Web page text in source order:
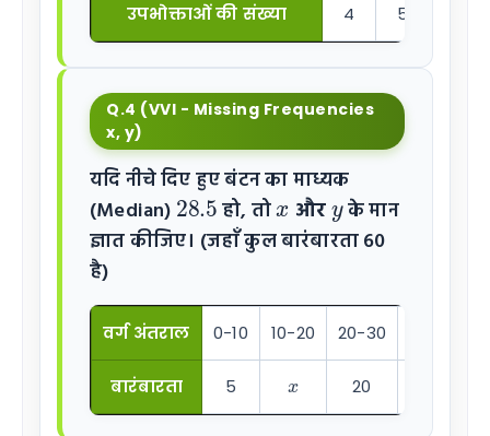
उपभोक्ताओं की संख्या 4 5
Q.4 (VVI - Missing Frequencies
x, y)
यदि नीचे दिए हुए बंटन का माध्यक
(Median)
28.5
हो, तो
x
और
y
के मान
ज्ञात कीजिए। (जहाँ कुल बारंबारता 60
है)
वर्ग अंतराल 0-10 10-20 20-30
बारंबारता 5 20